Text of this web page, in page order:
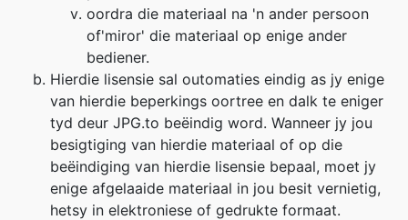
oordra die materiaal na 'n ander persoon
of'miror' die materiaal op enige ander
bediener.
Hierdie lisensie sal outomaties eindig as jy enige
van hierdie beperkings oortree en dalk te eniger
tyd deur JPG.to beëindig word. Wanneer jy jou
besigtiging van hierdie materiaal of op die
beëindiging van hierdie lisensie bepaal, moet jy
enige afgelaaide materiaal in jou besit vernietig,
hetsy in elektroniese of gedrukte formaat.